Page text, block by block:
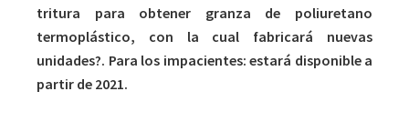
tritura para obtener granza de poliuretano
termoplástico, con la cual fabricará nuevas
unidades?. Para los impacientes: estará disponible a
partir de 2021.